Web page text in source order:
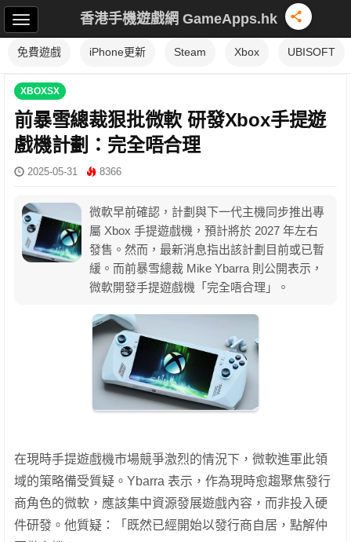
香港手機遊戲網 GameApps.hk
免費遊戲 iPhone更新 Steam Xbox UBISOFT
XBOXSX
前暴雪總裁狠批微軟 研發Xbox手提遊
戲機計劃：完全唔合理
2025-05-31 8366
微軟早前確認，計劃與下一代主機同步推出專
屬 Xbox 手提遊戲機，預計將於 2027 年左右
發售。然而，最新消息指出該計劃目前或已暫
緩。而前暴雪總裁 Mike Ybarra 則公開表示，
微軟開發手提遊戲機「完全唔合理」。
在現時手提遊戲機市場競爭激烈的情況下，微軟進軍此領
域的策略備受質疑。Ybarra 表示，作為現時愈趨聚焦發行
商角色的微軟，應該集中資源發展遊戲內容，而非投入硬
件研發。他質疑：「既然已經開始以發行商自居，點解仲